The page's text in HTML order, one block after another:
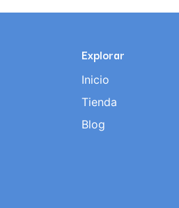
Explorar
Inicio
Tienda
Blog